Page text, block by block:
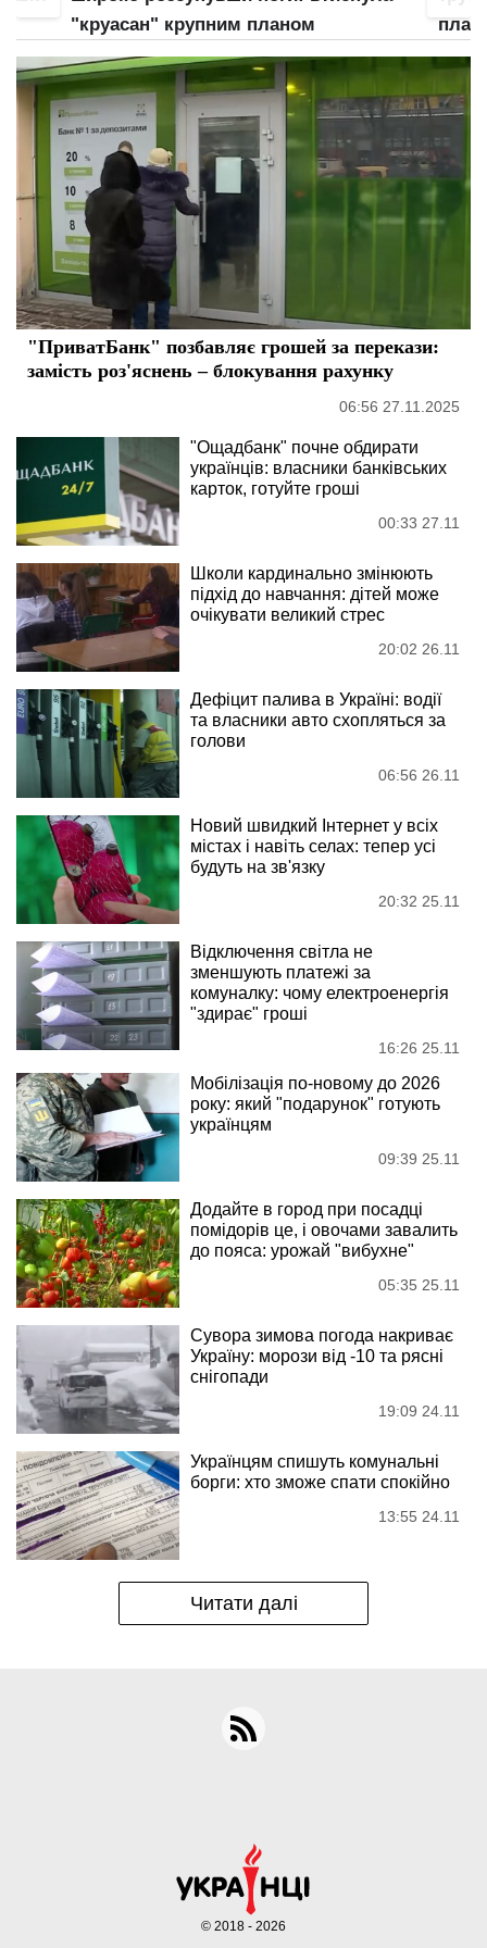
планом
неї
"ПриватБанк" позбавляє грошей за перекази:
замість роз'яснень – блокування рахунку
06:56 27.11.2025
"Ощадбанк" почне обдирати
українців: власники банківських
карток, готуйте гроші
00:33 27.11
Школи кардинально змінюють
підхід до навчання: дітей може
очікувати великий стрес
20:02 26.11
Дефіцит палива в Україні: водії
та власники авто схопляться за
голови
06:56 26.11
Новий швидкий Інтернет у всіх
містах і навіть селах: тепер усі
будуть на зв'язку
20:32 25.11
Відключення світла не
зменшують платежі за
комуналку: чому електроенергія
"здирає" гроші
16:26 25.11
Мобілізація по-новому до 2026
року: який "подарунок" готують
українцям
09:39 25.11
Додайте в город при посадці
помідорів це, і овочами завалить
до пояса: урожай "вибухне"
05:35 25.11
Сувора зимова погода накриває
Україну: морози від -10 та рясні
снігопади
19:09 24.11
Українцям спишуть комунальні
борги: хто зможе спати спокійно
13:55 24.11
Читати далі
© 2018 - 2026